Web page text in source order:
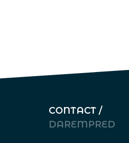
CONTACT /
DAREMPRED